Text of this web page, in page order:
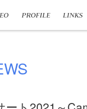
PROFILE LINKS